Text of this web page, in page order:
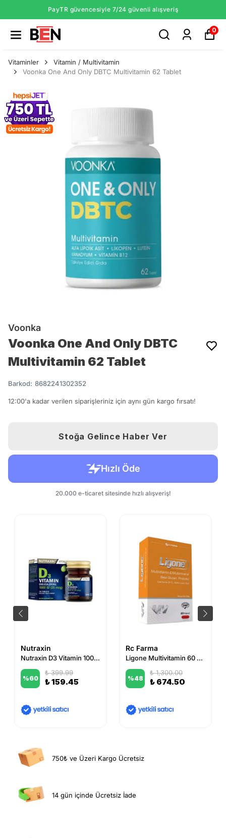
PayTR güvencesiyle 7/24 güvenli alışveriş
0
Vitaminler
Vitamin / Multivitamin
Voonka One And Only DBTC Multivitamin 62 Tablet
Voonka
Voonka One And Only DBTC
Multivitamin 62 Tablet
Barkod: 8682241302352
12:00'a kadar verilen siparişleriniz için aynı gün kargo fırsatı!
Stoğa Gelince Haber Ver
Nutraxin
Nutraxin D3 Vitamin 1000 IU 120 Tablet
%60
₺ 399.99
₺ 159.45
Rc Farma
Ligone Multivitamin 60 Kapsül
%48
₺ 1,300.00
₺ 674.50
750₺ ve Üzeri Kargo Ücretsiz
14 gün içinde Ücretsiz İade